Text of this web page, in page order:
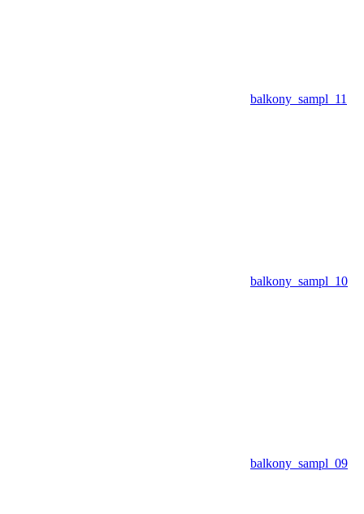
balkony_sampl_11
balkony_sampl_10
balkony_sampl_09